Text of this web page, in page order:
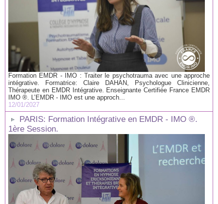
Formation EMDR - IMO : Traiter le psychotrauma avec une approche
intégrative. Formatrice: Claire DAHAN, Psychologue Clinicienne,
Thérapeute en EMDR Intégrative. Enseignante Certifiée France EMDR
IMO ®. L’EMDR - IMO est une approch...
12/01/2027
PARIS: Formation Intégrative en EMDR - IMO ®.
1ère Session.